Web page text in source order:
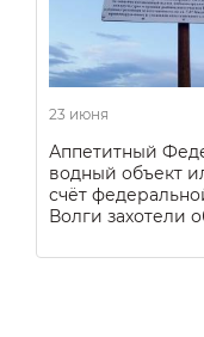
23 июня
Аппетитный
водный объект
счёт
Волги захотели